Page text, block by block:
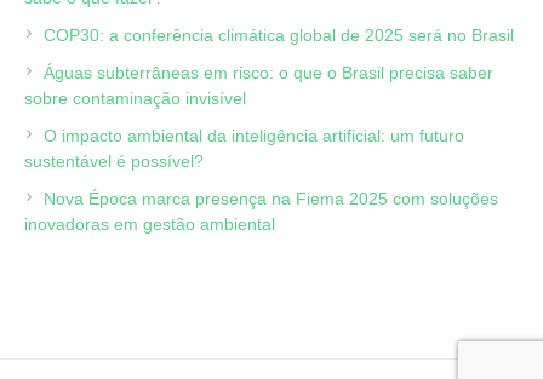
COP30: a conferência climática global de 2025 será no Brasil
Águas subterrâneas em risco: o que o Brasil precisa saber
sobre contaminação invisível
O impacto ambiental da inteligência artificial: um futuro
sustentável é possível?
Nova Época marca presença na Fiema 2025 com soluções
inovadoras em gestão ambiental